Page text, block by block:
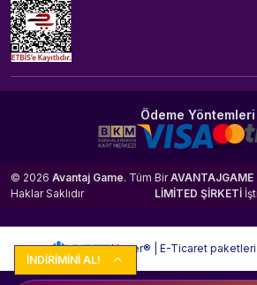
İNDİRİMİNİ AL!
Ödeme Yöntemleri
© 2026 Avantaj Game. Tüm
Haklar Saklıdır
BirAVANTAJGAME
LİMİTED ŞİRKETİ
Hyper® | E-Ticaret paketleri